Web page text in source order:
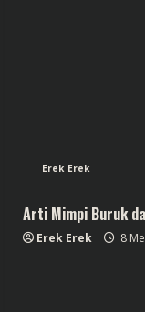
Erek Erek
Arti Mimpi Buruk
Erek Erek 8